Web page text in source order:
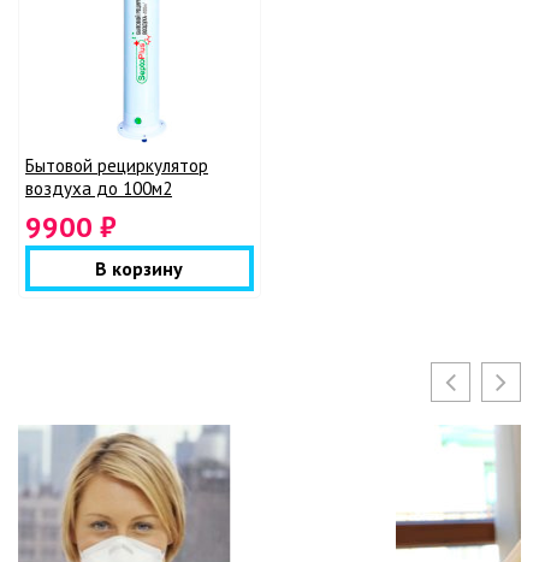
Бытовой рециркулятор
воздуха до 100м2
9900 ₽
В корзину